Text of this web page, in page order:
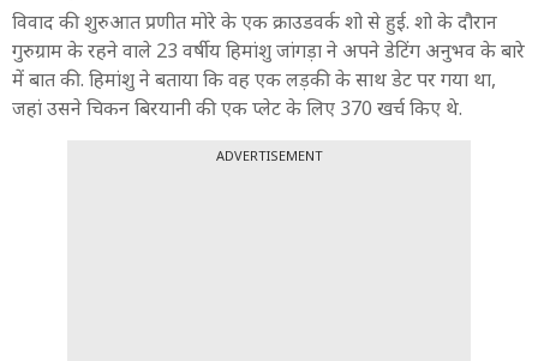
विवाद की शुरुआत प्रणीत मोरे के एक क्राउडवर्क शो से हुई. शो के दौरान
गुरुग्राम के रहने वाले 23 वर्षीय हिमांशु जांगड़ा ने अपने डेटिंग अनुभव के बारे
में बात की. हिमांशु ने बताया कि वह एक लड़की के साथ डेट पर गया था,
जहां उसने चिकन बिरयानी की एक प्लेट के लिए 370 खर्च किए थे.
ADVERTISEMENT